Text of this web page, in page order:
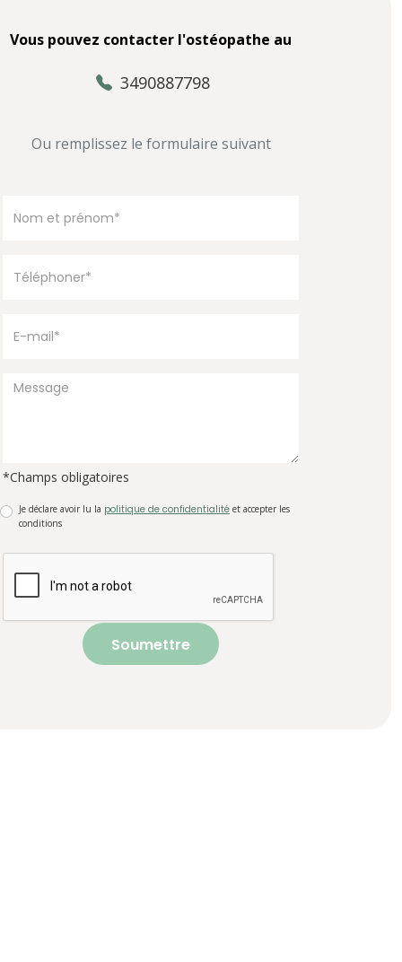
Vous pouvez contacter l'ostéopathe au
3490887798
Ou remplissez le formulaire suivant
*Champs obligatoires
Je déclare avoir lu la politique de confidentialité et accepter les
conditions
Soumettre